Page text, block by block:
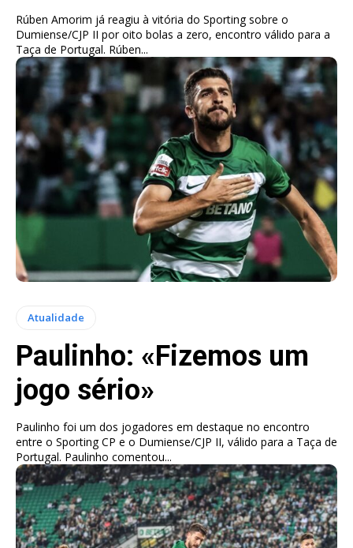
Rúben Amorim já reagiu à vitória do Sporting sobre o
Dumiense/CJP II por oito bolas a zero, encontro válido para a
Taça de Portugal. Rúben...
Atualidade
Paulinho: «Fizemos um
jogo sério»
Paulinho foi um dos jogadores em destaque no encontro
entre o Sporting CP e o Dumiense/CJP II, válido para a Taça de
Portugal. Paulinho comentou...